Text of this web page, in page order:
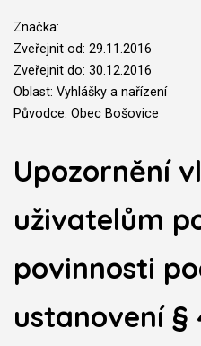
Značka:
Zveřejnit od: 29.11.2016
Zveřejnit do: 30.12.2016
Oblast: Vyhlášky a nařízení
Původce: Obec Bošovice
Upozornění
uživatelům
povinnosti
ustanovení §